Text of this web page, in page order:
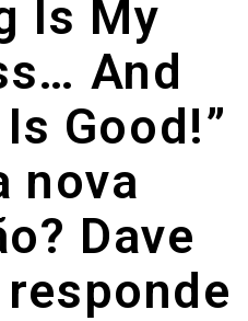
Is My
And
Good!”
nova
Dave